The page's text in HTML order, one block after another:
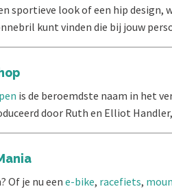
sportieve look of een hip design,
kunt vinden die bij jouw
is de beroemdste naam in het
door Ruth en Elliot
Of je nu een e-bike, racefiets,